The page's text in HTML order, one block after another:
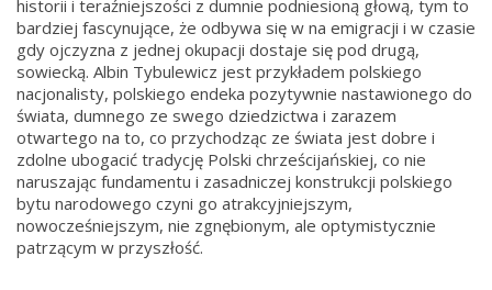
historii i teraźniejszości z dumnie podniesioną głową, tym to
bardziej fascynujące, że odbywa się w na emigracji i w czasie
gdy ojczyzna z jednej okupacji dostaje się pod drugą,
sowiecką. Albin Tybulewicz jest przykładem polskiego
nacjonalisty, polskiego endeka pozytywnie nastawionego do
świata, dumnego ze swego dziedzictwa i zarazem
otwartego na to, co przychodząc ze świata jest dobre i
zdolne ubogacić tradycję Polski chrześcijańskiej, co nie
naruszając fundamentu i zasadniczej konstrukcji polskiego
bytu narodowego czyni go atrakcyjniejszym,
nowocześniejszym, nie zgnębionym, ale optymistycznie
patrzącym w przyszłość.